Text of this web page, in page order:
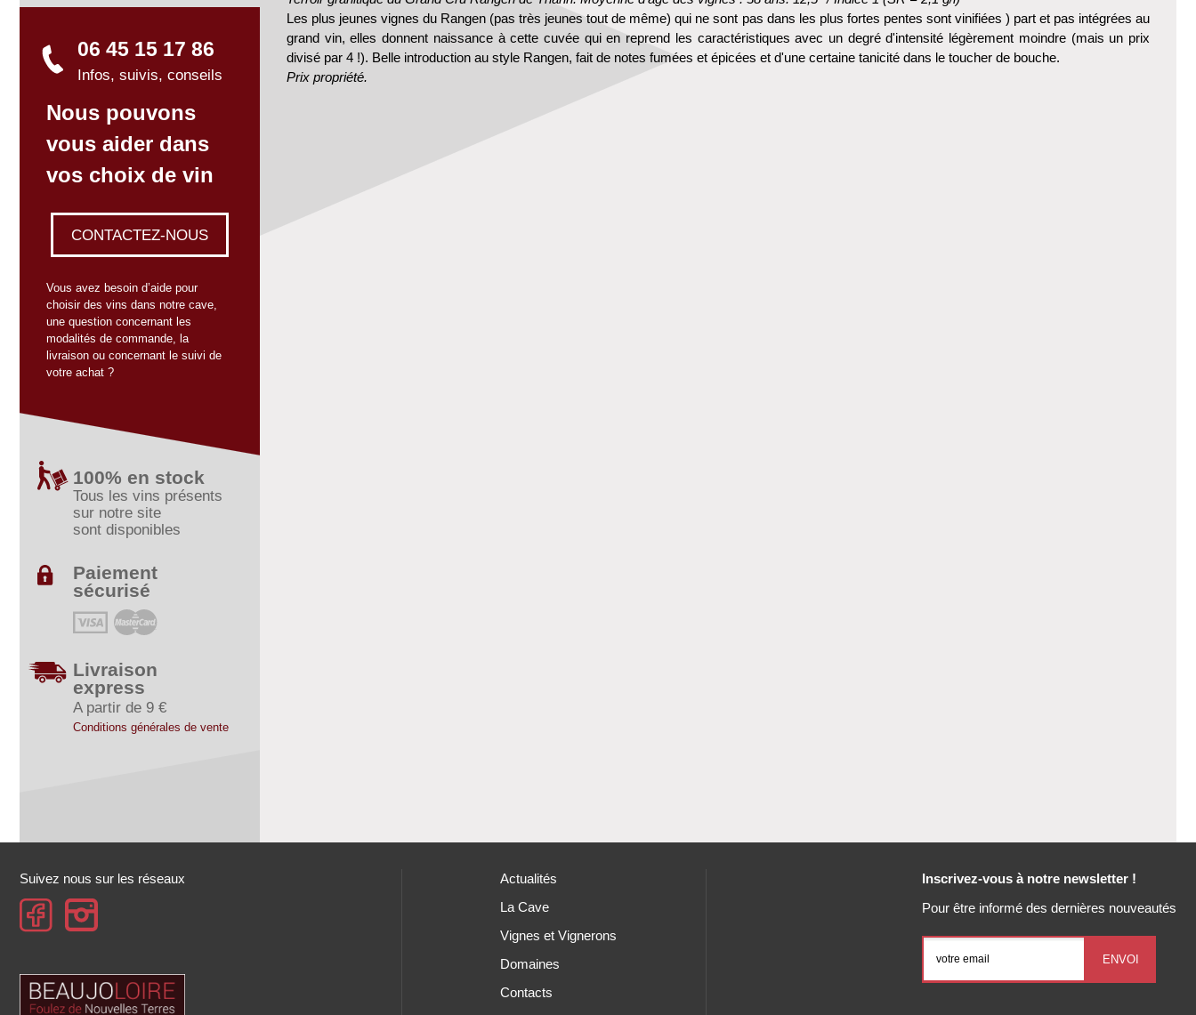
06 45 15 17 86
Infos, suivis, conseils
Nous pouvons
vous aider dans
vos choix de vin
CONTACTEZ-NOUS
Vous avez besoin d’aide pour
choisir des vins dans notre cave,
une question concernant les
modalités de commande, la
livraison ou concernant le suivi de
votre achat ?
100% en stock
Tous les vins présents
sur notre site
sont disponibles
Paiement
sécurisé
Livraison
express
A partir de 9 €
Conditions générales de vente
Les plus jeunes vignes du Rangen (pas très jeunes tout de même) qui ne sont pas dans les plus fortes pentes sont vinifiées ) part et pas intégrées au
grand vin, elles donnent naissance à cette cuvée qui en reprend les caractéristiques avec un degré d'intensité légèrement moindre (mais un prix
divisé par 4 !). Belle introduction au style Rangen, fait de notes fumées et épicées et d'une certaine tanicité dans le toucher de bouche.
Prix propriété.
Actualités
La Cave
Vignes et Vignerons
Domaines
Contacts
Suivez nous sur les réseaux
Inscrivez-vous à notre newsletter !
Pour être informé des dernières nouveautés